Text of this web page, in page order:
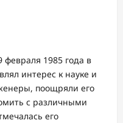
1985 года в
интерес к науке и
поощряли его
с различными
его